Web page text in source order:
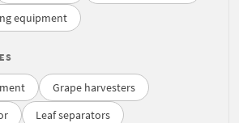
equipment
Grape harvesters
Leaf separators